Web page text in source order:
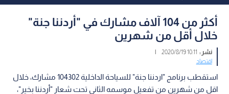
أكثر من 104 آلاف مشارك في "أردننا جنة"
خلال أقل من شهرين
نشر : 10:11 2020/8/19
|
اقتصاد
استقطب برنامج "اردننا جنة" للسياحة الداخلية 104302 مشارك، خلال
اقل من شهرين من تفعيل موسمه الثاني تحت شعار "أردننا بخير"،